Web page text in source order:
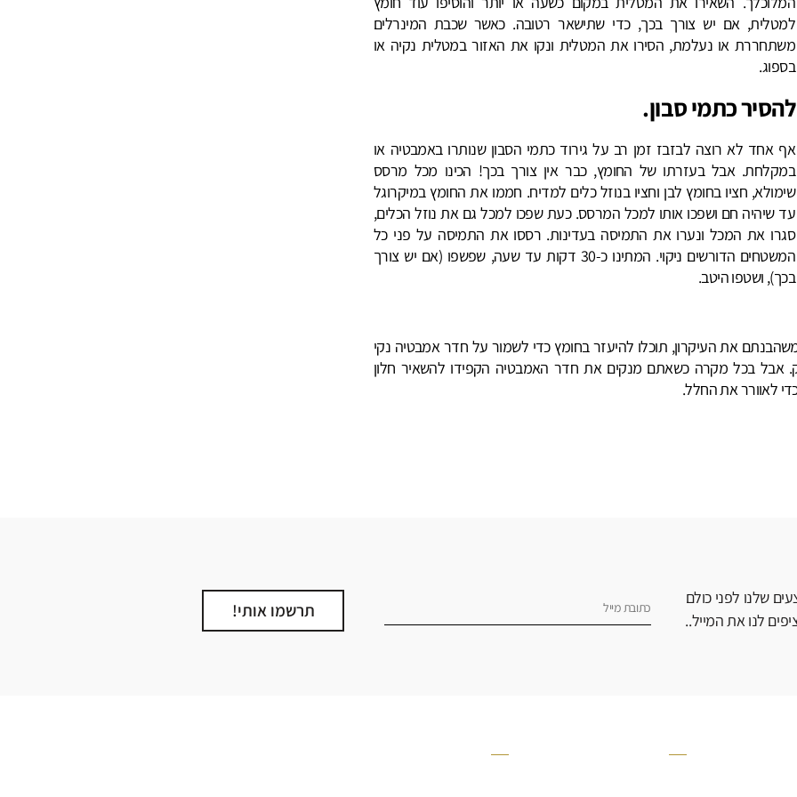
למטלית, אם יש צורך בכך, כדי שתישאר רטובה. כאשר שכבת המינרלים
משתחררת או נעלמת, הסירו את המטלית ונקו את האזור במטלית נקיה או
בספוג.
להסיר כתמי סבון.
אף אחד לא רוצה לבזבז זמן רב על גירוד כתמי הסבון שנותרו באמבטיה או
במקלחת. אבל בעזרתו של החומץ, כבר אין צורך בכך! הכינו מכל מרסס
שימולא, חציו בחומץ לבן וחציו בנוזל כלים למדיח. חממו את החומץ במיקרוגל
עד שיהיה חם ושפכו אותו למכל המרסס. כעת שפכו למכל גם את נוזל הכלים,
סגרו את המכל ונערו את התמיסה בעדינות. רססו את התמיסה על פני כל
המשטחים הדורשים ניקוי. המתינו כ-30 דקות עד שעה, שפשפו (אם יש צורך
בכך), ושטפו היטב.
את העיקרון, תוכלו להיעזר בחומץ כדי לשמור על חדר אמבטיה נקי
אבל בכל מקרה כשאתם מנקים את חדר האמבטיה הקפידו להשאיר חלון
לאוורר את החלל.
שלנו לפני כולם
לנו את המייל..
תרשמו אותי!